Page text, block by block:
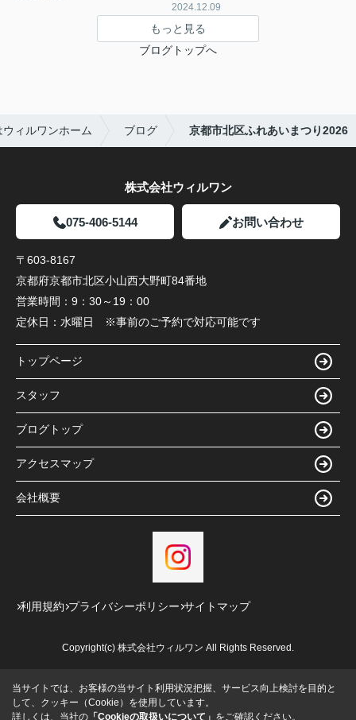
2024.12.09
もっと見る
ブログトップへ
ィルワンホーム ブログ 京都市北区ふれあいまつり2026
株式会社ウィルワン
075-406-5144 お問い合わせ
〒603-8167
京都府京都市北区小山西大野町84番地
営業時間： 9：30～19：00
定休日： 水曜日 ※事前のご予約で対応可能です
トップページ
スタッフ
ブログトップ
アクセスマップ
会社概要
利用規約 プライバシーポリシー サイトマップ
Copyright(c) 株式会社ウィルワン All Rights Reserved.
当サイトでは、お客様の当サイト利用状況把握、サービス向上検討を目的と
して、クッキー（Cookie）を使用しています。
詳しくは、当社の 「Cookieの取扱いについて」 をご確認ください。